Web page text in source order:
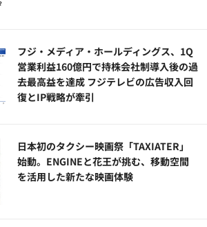
フジ・メディア・ホールディングス、1Q
営業利益160億円で持株会社制導入後の過
去最高益を達成 フジテレビの広告収入回
復とIP戦略が牽引
日本初のタクシー映画祭「TAXIATER」
始動。ENGINEと花王が挑む、移動空間
を活用した新たな映画体験